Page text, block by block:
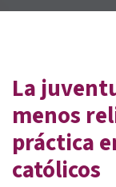
La
menos
práctica
católicos